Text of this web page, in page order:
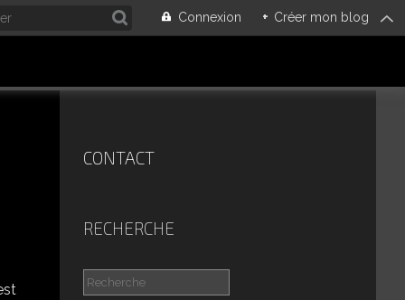
Connexion + Créer mon blog
CONTACT
RECHERCHE